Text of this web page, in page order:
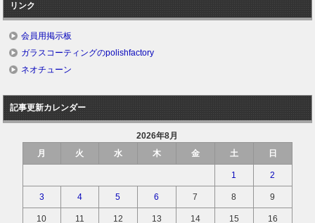
リンク
会員用掲示板
ガラスコーティングのpolishfactory
ネオチューン
記事更新カレンダー
2026年8月
月
火 水 木 金 土 日
1 2
3 4 5 6 7 8 9
10 11 12 13 14 15 16